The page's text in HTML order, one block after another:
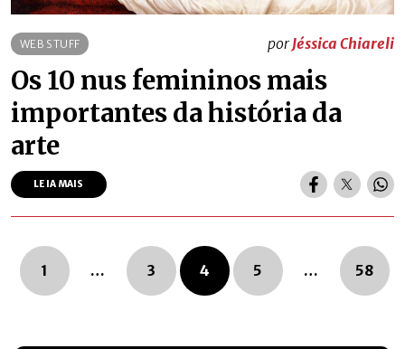
WEB STUFF porJéssica Chiareli
Os 10 nus femininos mais
importantes da história da
arte
LEIA MAIS
Navegação dos posts
1 … 3 4 5 … 58